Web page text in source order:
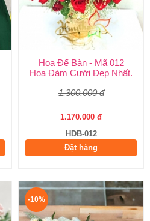
Hoa Để Bàn - Mã 012
Hoa Đám Cưới Đẹp Nhất.
1.300.000 đ
1.170.000 đ
HDB-012
Đặt hàng
-10%